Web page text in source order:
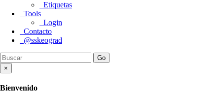
Etiquetas
Tools
Login
Contacto
@sskeograd
×
Bienvenido